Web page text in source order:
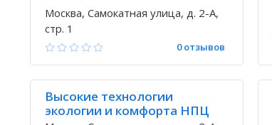
Москва, Самокатная улица, д. 2-А,
стр. 1
0 отзывов
Высокие технологии
экологии и комфорта НПЦ